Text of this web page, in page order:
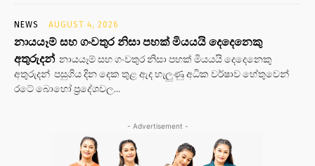
NEWS AUGUST 4, 2026
නායයෑම් සහ ගංවතුර නිසා පහක් මියයයි දෙදෙනෙකු
අතුරුදන් නායයෑම් සහ ගංවතුර නිසා පහක් මියයයි දෙදෙනෙකු
අතුරුදන් පසුගිය දින දෙක තුළ ඇද හැලුණු අධික වර්ෂාව හේතුවෙන්
රටේ බොහෝ ප්‍රදේශවල...
- Advertisement -